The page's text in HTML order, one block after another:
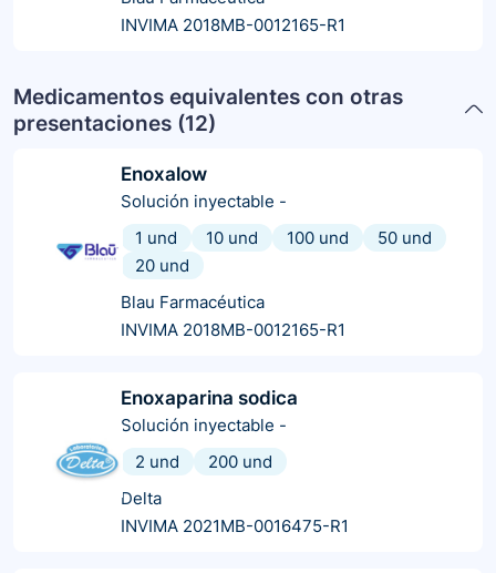
INVIMA 2018MB-0012165-R1
Medicamentos equivalentes con otras
presentaciones (12)
Enoxalow
Solución inyectable -
1 und
10 und 100 und
50 und
20 und
Blau Farmacéutica
INVIMA 2018MB-0012165-R1
Enoxaparina sodica
Solución inyectable -
2 und
200 und
Delta
INVIMA 2021MB-0016475-R1